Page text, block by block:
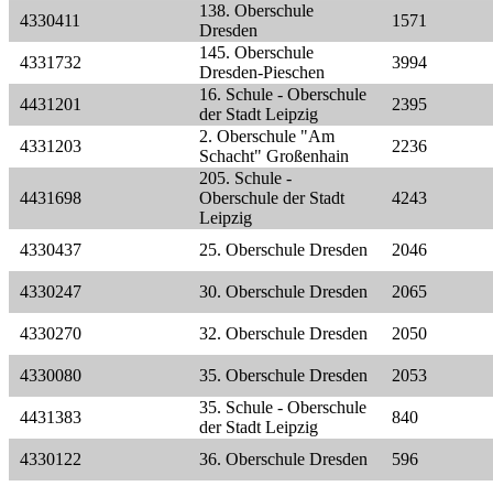
4330411
138. Oberschule
Dresden
1571
4331732
145. Oberschule
Dresden-Pieschen
3994
4431201
16. Schule - Oberschule
der Stadt Leipzig
2395
4331203
2. Oberschule "Am
Schacht" Großenhain
2236
4431698
205. Schule -
Oberschule der Stadt
Leipzig
4243
4330437 25. Oberschule Dresden 2046
4330247 30. Oberschule Dresden 2065
4330270 32. Oberschule Dresden 2050
4330080 35. Oberschule Dresden 2053
4431383
35. Schule - Oberschule
der Stadt Leipzig
840
4330122 36. Oberschule Dresden 596